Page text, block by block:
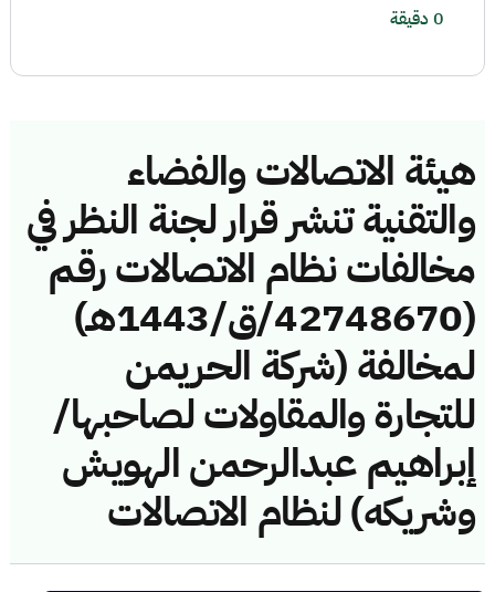
هيئة الاتصالات والفضاء
والتقنية تنشر قرار لجنة النظر في
مخالفات نظام الاتصالات رقم
(42748670/ق/1443هـ)
لمخالفة (شركة الحريمن
للتجارة والمقاولات لصاحبها/
إبراهيم عبدالرحمن الهويش
وشريكه) لنظام الاتصالات
0 دقيقة